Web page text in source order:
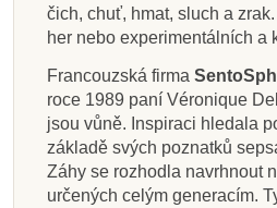
čich, chuť, hmat, sluch a
her nebo experimentálních a
Francouzská firma
roce 1989 paní Véronique
jsou vůně. Inspiraci hledala
základě svých poznatků
Záhy se rozhodla navrhnout
určených celým generacím.